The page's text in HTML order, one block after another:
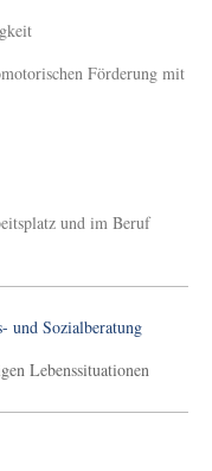
Förderung mit
und im Beruf
und Sozialberatung
Lebenssituationen